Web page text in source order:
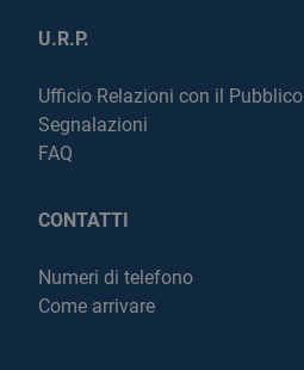
U.R.P.
Ufficio Relazioni con il Pubblico
Segnalazioni
FAQ
CONTATTI
Numeri di telefono
Come arrivare